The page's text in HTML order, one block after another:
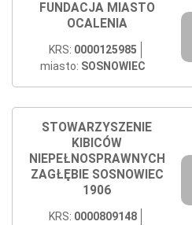
FUNDACJA MIASTO
OCALENIA
KRS: 0000125985
miasto: SOSNOWIEC
STOWARZYSZENIE
KIBICÓW
NIEPEŁNOSPRAWNYCH
ZAGŁĘBIE SOSNOWIEC
1906
KRS: 0000809148